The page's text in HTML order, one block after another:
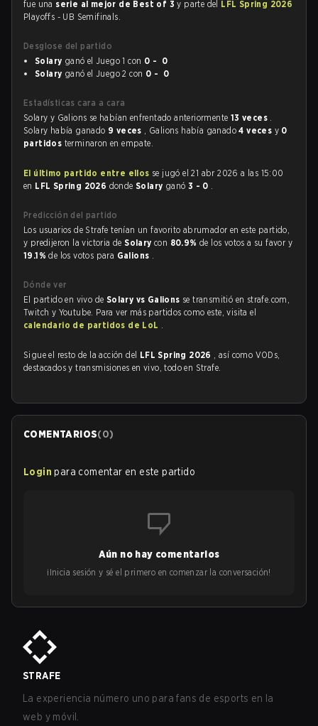
fue una serie al mejor de Best of 3y parte del LFL Spring 2026
Playoffs - UB Semifinals.
Desglose del partido
Solary ganó el Juego 1 con 0 - 0
Solary ganó el Juego 2 con 0 - 0
Estadísticas cara a cara
Solary y Galions se habían enfrentado anteriormente 13 veces .
Solary había ganado 9 veces , Galions había ganado4 veces y 0
partidos terminaron en empate.
El último partido entre ellos se jugó el 21 abr 2026 a las 15:00
en LFL Spring 2026 dondeSolary ganó 3 - 0 .
Predicción del partido
Los usuarios de Strafe tenían un favorito abrumador en este partido,
y predijeron la victoria deSolarycon 80.9%de los votos a su favor y
19.1%de los votos para Galions .
Dónde ver
El partido en vivo de Solary vs Galions se transmitió en strafe.com,
Twitch y Youtube. Para ver más partidos como este, visita el
calendario de partidos de LoL .
Sigue el resto de la acción del LFL Spring 2026 , así como VODs,
destacados y transmisiones en vivo, todo en Strafe.
COMENTARIOS(0)
Login para comentar en este partido
Aún no hay comentarios
¡Inicia sesión y sé el primero en comenzar la conversación!
STRAFE
La experiencia número uno para fans de esports en la
web y móvil.